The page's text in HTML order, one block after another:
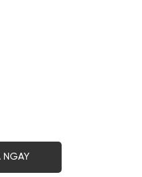
NGAY